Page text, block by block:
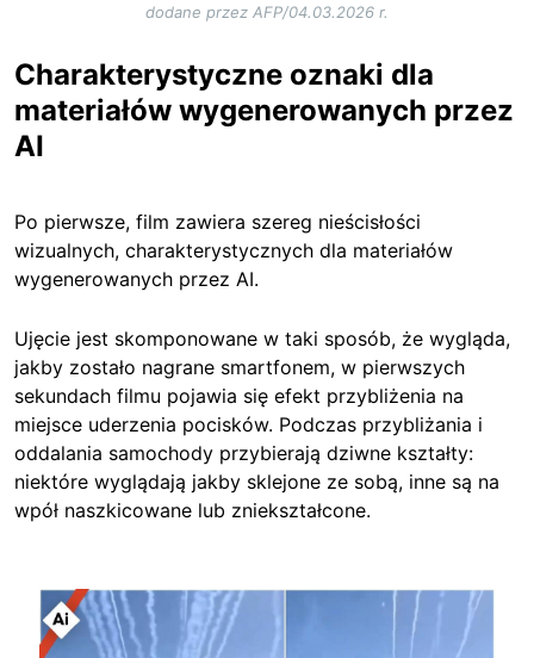
dodane przez AFP/04.03.2026 r.
Charakterystyczne oznaki dla
materiałów wygenerowanych przez
AI
Po pierwsze, film zawiera szereg nieścisłości
wizualnych, charakterystycznych dla materiałów
wygenerowanych przez AI.
Ujęcie jest skomponowane w taki sposób, że wygląda,
jakby zostało nagrane smartfonem, w pierwszych
sekundach filmu pojawia się efekt przybliżenia na
miejsce uderzenia pocisków. Podczas przybliżania i
oddalania samochody przybierają dziwne kształty:
niektóre wyglądają jakby sklejone ze sobą, inne są na
wpół naszkicowane lub zniekształcone.
Image